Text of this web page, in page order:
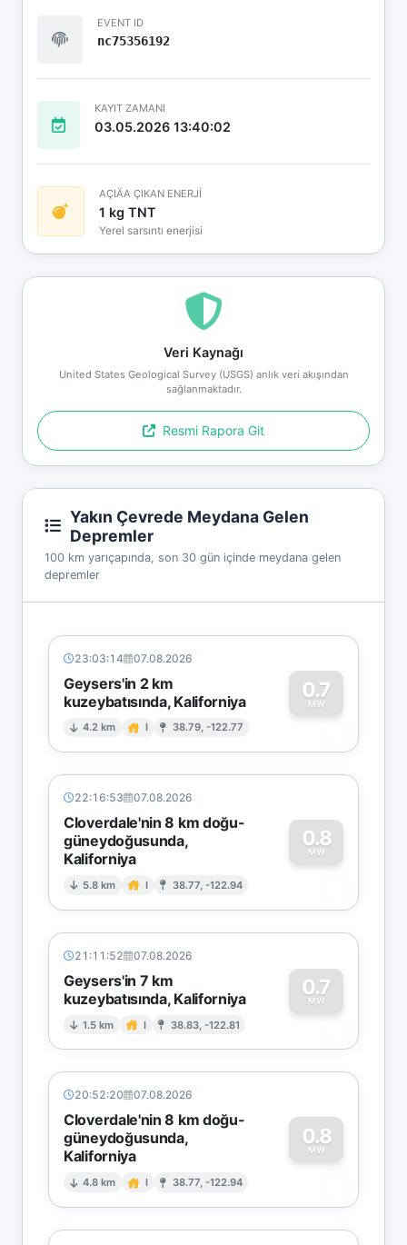
EVENT ID
nc75356192
KAYIT ZAMANI
03.05.2026 13:40:02
AÇIÄA ÇIKAN ENERJİ
1 kg TNT
Yerel sarsıntı enerjisi
Veri Kaynağı
United States Geological Survey (USGS) anlık veri akışından
sağlanmaktadır.
Resmi Rapora Git
Yakın Çevrede Meydana Gelen
Depremler
100 km yarıçapında, son 30 gün içinde meydana gelen
depremler
23:03:14 07.08.2026
Geysers'in 2 km
kuzeybatısında, Kaliforniya
4.2 km I 38.79, -122.77
0.7
MW
0
22:16:53 07.08.2026
Cloverdale'nin 8 km doğu-
güneydoğusunda,
Kaliforniya
5.8 km I 38.77, -122.94
0.8
MW
0
21:11:52 07.08.2026
Geysers'in 7 km
kuzeybatısında, Kaliforniya
1.5 km I 38.83, -122.81
0.7
MW
0
20:52:20 07.08.2026
Cloverdale'nin 8 km doğu-
güneydoğusunda,
Kaliforniya
4.8 km I 38.77, -122.94
0.8
MW
0